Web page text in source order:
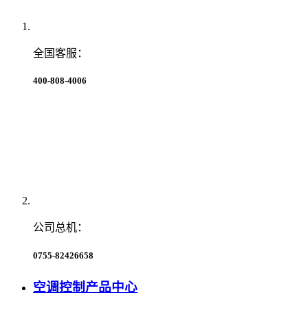
全国客服：
400-808-4006
公司总机：
0755-82426658
空调控制产品中心